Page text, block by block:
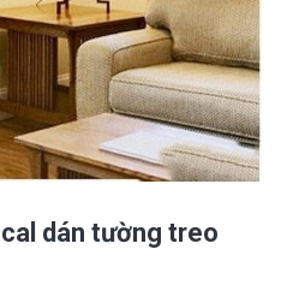
dán tường treo